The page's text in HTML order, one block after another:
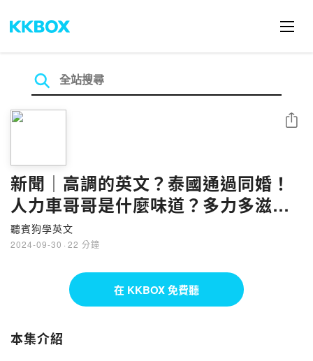
新聞｜高調的英文？泰國通過同婚！
人力車哥哥是什麼味道？多力多滋的
魔法粉末 E728
聽賓狗學英文
2024-09-30 · 22 分鐘
分享
在 KKBOX 免費聽
本集介紹